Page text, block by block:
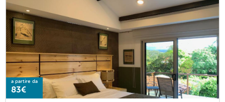
a partire da
83€